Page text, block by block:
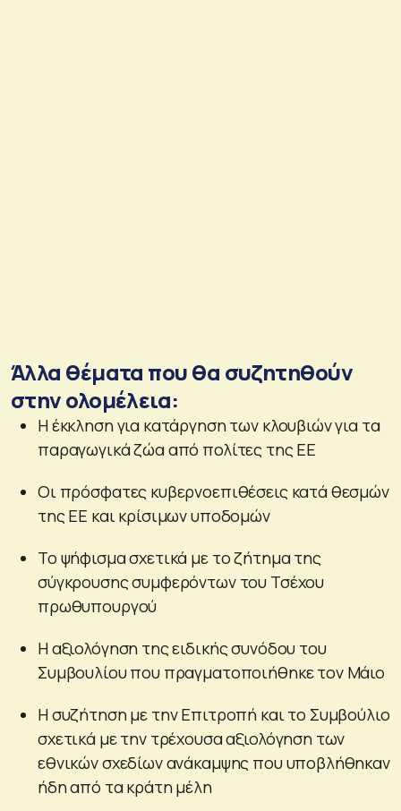
Άλλα θέματα που θα συζητηθούν
στην ολομέλεια:
Η έκκληση για κατάργηση των κλουβιών για τα
παραγωγικά ζώα από πολίτες της ΕΕ
Οι πρόσφατες κυβερνοεπιθέσεις κατά θεσμών
της ΕΕ και κρίσιμων υποδομών
Το ψήφισμα σχετικά με το ζήτημα της
σύγκρουσης συμφερόντων του Τσέχου
πρωθυπουργού
Η αξιολόγηση της ειδικής συνόδου του
Συμβουλίου που πραγματοποιήθηκε τον Μάιο
Η συζήτηση με την Επιτροπή και το Συμβούλιο
σχετικά με την τρέχουσα αξιολόγηση των
εθνικών σχεδίων ανάκαμψης που υποβλήθηκαν
ήδη από τα κράτη μέλη